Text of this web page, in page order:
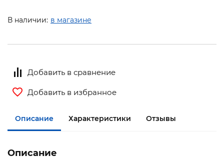
В наличии: в магазине
Добавить в сравнение
Добавить в избранное
Описание Характеристики Отзывы
Описание